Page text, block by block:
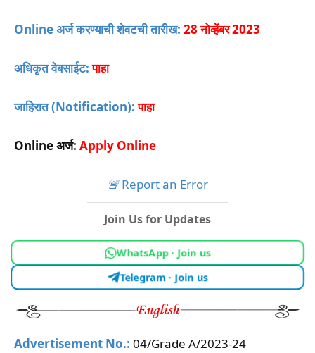
Online अर्ज करण्याची शेवटची तारीख: 28 नोव्हेंबर 2023
अधिकृत वेबसाईट: पाहा
जाहिरात (Notification):पाहा
Online अर्ज: Apply Online
🚨Report an Error
Join Us for Updates
WhatsApp · Join us
Telegram · Join us
Advertisement No.: 04/Grade A/2023-24